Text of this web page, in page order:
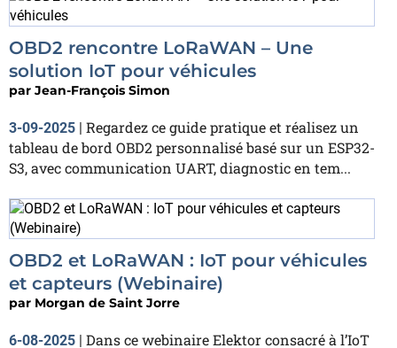
OBD2 rencontre LoRaWAN – Une
solution IoT pour véhicules
par Jean-François Simon
3-09-2025 | Regardez ce guide pratique et réalisez un
tableau de bord OBD2 personnalisé basé sur un ESP32-
S3, avec communication UART, diagnostic en tem...
OBD2 et LoRaWAN : IoT pour véhicules
et capteurs (Webinaire)
par Morgan de Saint Jorre
6-08-2025 | Dans ce webinaire Elektor consacré à l’IoT